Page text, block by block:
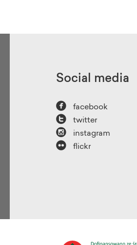
Social media
 facebook
 twitter
 instagram
 flickr